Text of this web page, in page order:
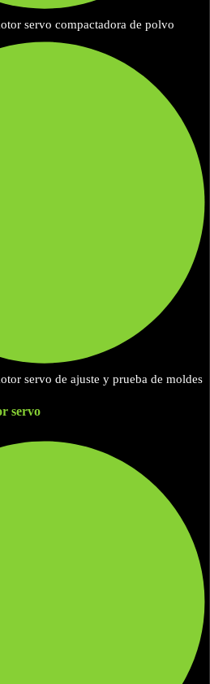
servo compactadora de polvo
servo de ajuste y prueba de moldes
servo